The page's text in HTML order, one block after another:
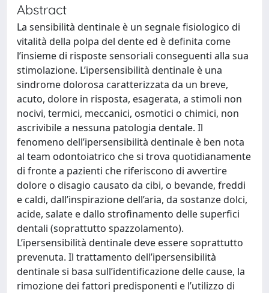
Abstract
La sensibilità dentinale è un segnale fisiologico di
vitalità della polpa del dente ed è definita come
l’insieme di risposte sensoriali conseguenti alla sua
stimolazione. L’ipersensibilità dentinale è una
sindrome dolorosa caratterizzata da un breve,
acuto, dolore in risposta, esagerata, a stimoli non
nocivi, termici, meccanici, osmotici o chimici, non
ascrivibile a nessuna patologia dentale. Il
fenomeno dell’ipersensibilità dentinale è ben nota
al team odontoiatrico che si trova quotidianamente
di fronte a pazienti che riferiscono di avvertire
dolore o disagio causato da cibi, o bevande, freddi
e caldi, dall’inspirazione dell’aria, da sostanze dolci,
acide, salate e dallo strofinamento delle superfici
dentali (soprattutto spazzolamento).
L’ipersensibilità dentinale deve essere soprattutto
prevenuta. Il trattamento dell’ipersensibilità
dentinale si basa sull’identificazione delle cause, la
rimozione dei fattori predisponenti e l’utilizzo di